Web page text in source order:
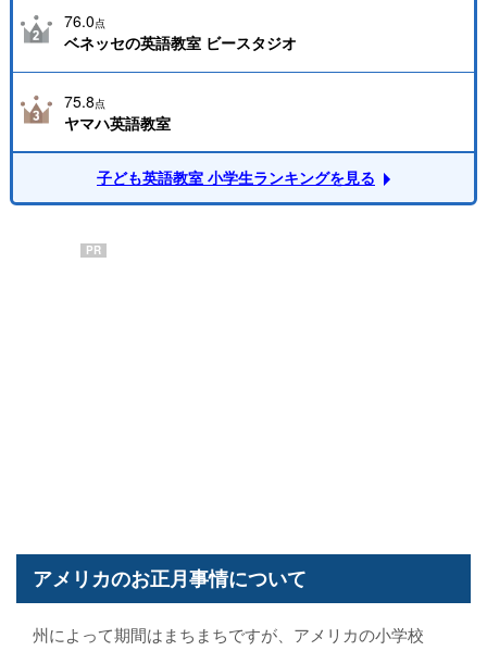
76.0点
ベネッセの英語教室 ビースタジオ
75.8点
ヤマハ英語教室
子ども英語教室 小学生ランキングを見る
PR
アメリカのお正月事情について
州によって期間はまちまちですが、アメリカの小学校